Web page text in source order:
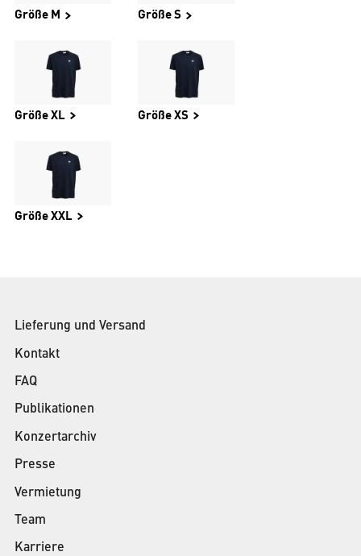
Größe M Größe S
Größe XL Größe XS
Größe XXL
Lieferung und Versand
Kontakt
FAQ
Publikationen
Konzertarchiv
Presse
Vermietung
Team
Karriere